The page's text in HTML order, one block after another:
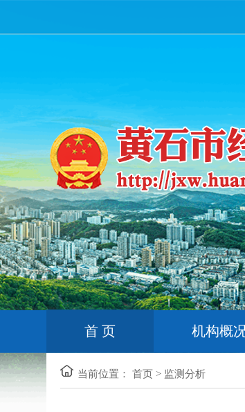
首 页 机构概
当前位置： 首页 > 监测分析